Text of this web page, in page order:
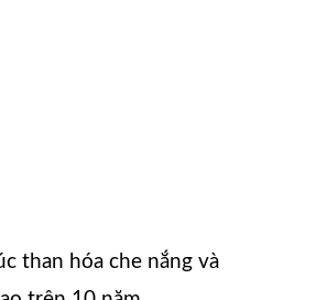
than hóa che nắng và